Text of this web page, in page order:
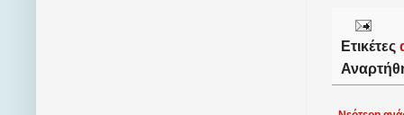
Ετικέτες